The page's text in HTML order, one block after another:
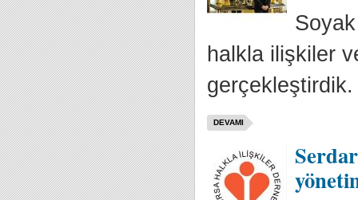
halkla ilişkiler
DEVAMI